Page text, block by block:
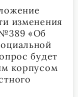
изменения
«Об
будет
корпусом